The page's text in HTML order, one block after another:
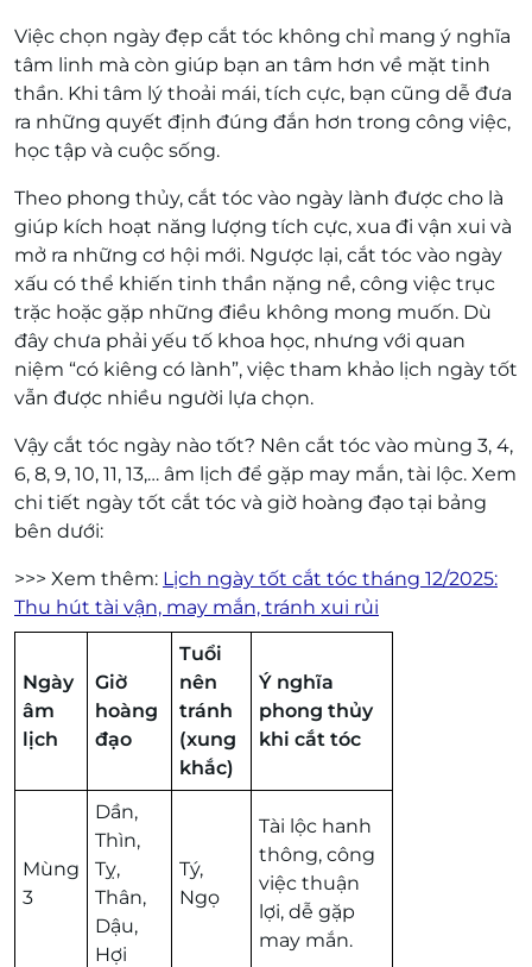
Việc chọn ngày đẹp cắt tóc không chỉ mang ý nghĩa
tâm linh mà còn giúp bạn an tâm hơn về mặt tinh
thần. Khi tâm lý thoải mái, tích cực, bạn cũng dễ đưa
ra những quyết định đúng đắn hơn trong công việc,
học tập và cuộc sống.
Theo phong thủy, cắt tóc vào ngày lành được cho là
giúp kích hoạt năng lượng tích cực, xua đi vận xui và
mở ra những cơ hội mới. Ngược lại, cắt tóc vào ngày
xấu có thể khiến tinh thần nặng nề, công việc trục
trặc hoặc gặp những điều không mong muốn. Dù
đây chưa phải yếu tố khoa học, nhưng với quan
niệm “có kiêng có lành”, việc tham khảo lịch ngày tốt
vẫn được nhiều người lựa chọn.
Vậy cắt tóc ngày nào tốt? Nên cắt tóc vào mùng 3, 4,
6, 8, 9, 10, 11, 13,… âm lịch để gặp may mắn, tài lộc. Xem
chi tiết ngày tốt cắt tóc và giờ hoàng đạo tại bảng
bên dưới:
>>> Xem thêm: Lịch ngày tốt cắt tóc tháng 12/2025:
Thu hút tài vận, may mắn, tránh xui rủi
Ngày
âm
lịch
Giờ
hoàng
đạo
Tuổi
nên
tránh
(xung
khắc)
Ý nghĩa
phong thủy
khi cắt tóc
Mùng
3
Dần,
Thìn,
Tỵ,
Thân,
Dậu,
Hợi
Tý,
Ngọ
Tài lộc hanh
thông, công
việc thuận
lợi, dễ gặp
may mắn.